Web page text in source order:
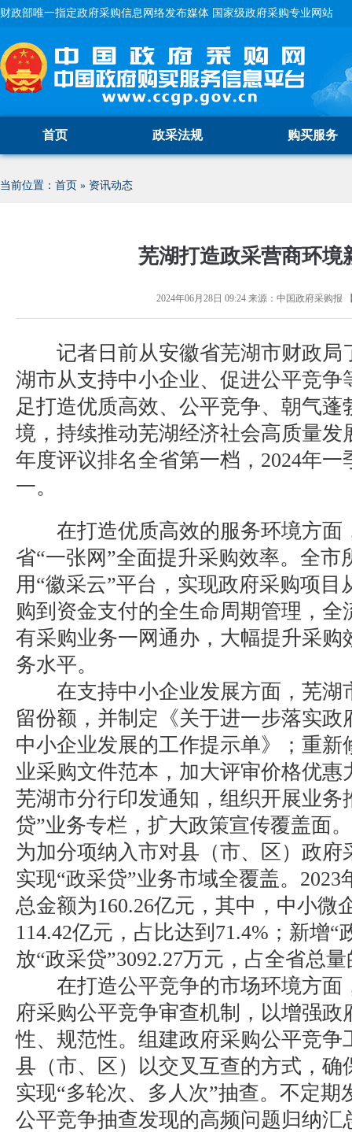
财政部唯一指定政府采购信息网络发布媒体 国家级政府采购专业网站
首页 政采法规 购买服务
当前位置： 首页 » 资讯动态
芜湖打造政采营商环境
2024年06月28日 09:24来源： 中国政府采购报
记者日前从安徽省芜湖市财政局
湖市从支持中小企业、促进公平竞争
足打造优质高效、公平竞争、朝气蓬
境，持续推动芜湖经济社会高质量发
年度评议排名全省第一档，2024年
一。
在打造优质高效的服务环境方面
省“一张网”全面提升采购效率。全市
用“徽采云”平台，实现政府采购项目
购到资金支付的全生命周期管理，全
有采购业务一网通办，大幅提升采购
务水平。
在支持中小企业发展方面，芜湖
留份额，并制定《关于进一步落实政
中小企业发展的工作提示单》；重新
业采购文件范本，加大评审价格优惠
芜湖市分行印发通知，组织开展业务
贷”业务专栏，扩大政策宣传覆盖面
为加分项纳入市对县（市、区）政府
实现“政采贷”业务市域全覆盖。
总金额为160.26亿元，其中，中小微
114.42亿元，占比达到71.4%；新增“
放“政采贷”3092.27万元，占全省总
在打造公平竞争的市场环境方面
府采购公平竞争审查机制，以增强政
性、规范性。组建政府采购公平竞争
县（市、区）以交叉互查的方式，确
实现“多轮次、多人次”抽查。不定期
公平竞争抽查发现的高频问题归纳汇